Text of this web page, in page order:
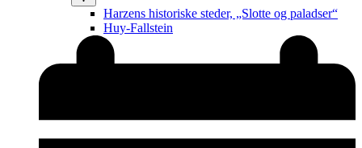
Harzens historiske steder, „Slotte og paladser“
Huy-Fallstein